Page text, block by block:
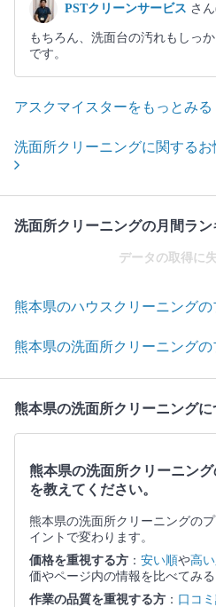
PSTクリーンサービス さ
もちろん、洗面台の汚れもしっ
です。
アスクマイスターをもっとみる
洗面所クリーニングに関する
洗面所クリーニングの月間ラン
データの取得に
熊本県のハウスクリーニングの
熊本県の洗面所クリーニングの
熊本県の洗面所クリーニングに
熊本県の洗面所クリーニン
を教えてください。
熊本県の洗面所クリーニングの
イントで変わります。
価格を重視する方 ： 安い順や高
価やページ内の情報を比べてみる
作業の品質を重視する方 ： 口コ